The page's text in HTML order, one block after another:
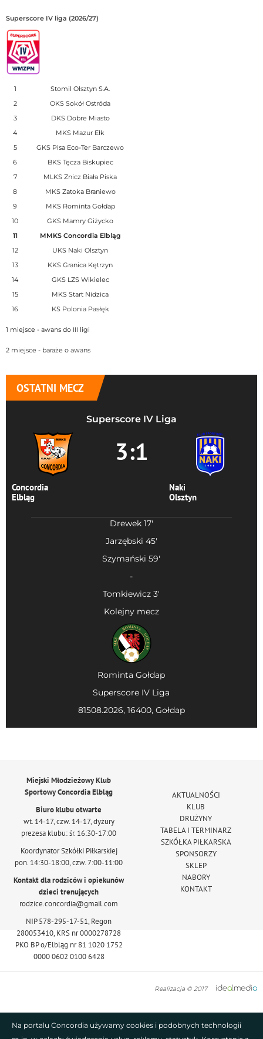
Superscore IV liga (2026/27)
1
Stomil Olsztyn S.A.
2
OKS Sokół Ostróda
3
DKS Dobre Miasto
4
MKS Mazur Ełk
5
GKS Pisa Eco-Ter Barczewo
6
BKS Tęcza Biskupiec
7
MLKS Znicz Biała Piska
8
MKS Zatoka Braniewo
9
MKS Rominta Gołdap
10
GKS Mamry Giżycko
11
MMKS Concordia Elbląg
12
UKS Naki Olsztyn
13
KKS Granica Kętrzyn
14
GKS LZS Wikielec
15
MKS Start Nidzica
16
KS Polonia Pasłęk
1 miejsce - awans do III ligi
2 miejsce - baraże o awans
OSTATNI MECZ
Superscore IV Liga
Concordia
Elbląg
3:1
Naki
Olsztyn
Drewek 17'
Jarzębski 45'
Szymański 59'
-
Tomkiewicz 3'
Kolejny mecz
Rominta Gołdap
Superscore IV Liga
81508.2026, 16400, Gołdap
Miejski Młodzieżowy Klub
Sportowy Concordia Elbląg
Biuro klubu otwarte
wt. 14-17, czw. 14-17, dyżury
prezesa klubu: śr. 16:30-17:00
Koordynator Szkółki Piłkarskiej
pon. 14:30-18:00, czw. 7:00-11:00
Kontakt dla rodziców i opiekunów
dzieci trenujących
rodzice.concordia@gmail.com
NIP 578-295-17-51, Regon
280053410, KRS nr 0000278728
PKO BP o/Elbląg nr 81 1020 1752
0000 0602 0100 6428
AKTUALNOŚCI
KLUB
DRUŻYNY
TABELA I TERMINARZ
SZKÓŁKA PIŁKARSKA
SPONSORZY
SKLEP
NABORY
KONTAKT
Realizacja © 2017
Na portalu Concordia używamy cookies i podobnych technologii